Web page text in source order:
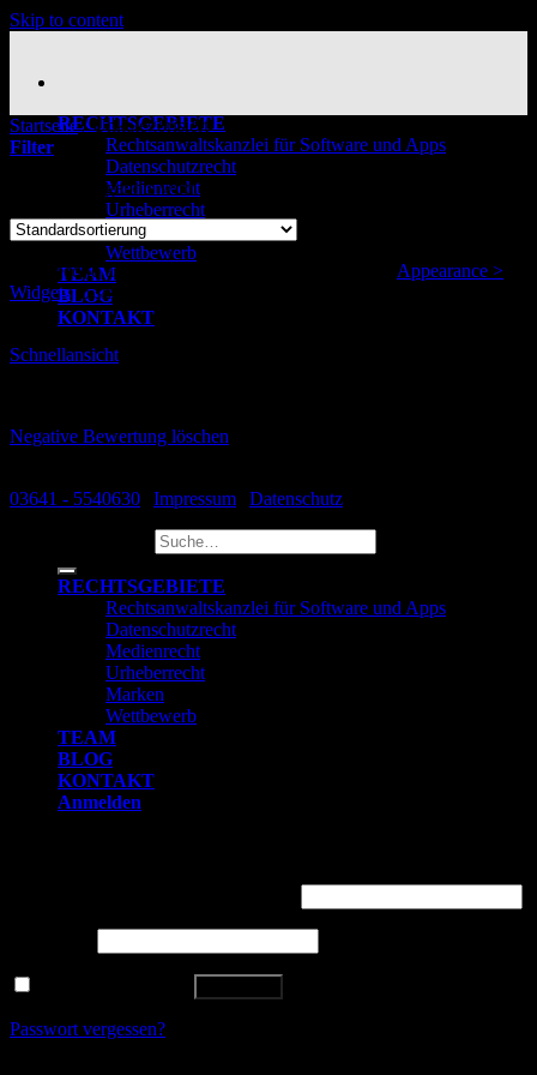
Skip to content
RECHTSGEBIETE
Rechtsanwaltskanzlei für Software und Apps
Datenschutzrecht
Medienrecht
Urheberrecht
Marken
Wettbewerb
TEAM
BLOG
KONTAKT
Startseite /Unkategorisiert
Filter
Einzelnes Ergebnis wird angezeigt
You need to assign Widgets to
Appearance >
Widgetsto show anything here
Schnellansicht
Negative Bewertung löschen
03641 - 5540630
Impressum Datenschutz
RECHTSGEBIETE
Rechtsanwaltskanzlei für Software und Apps
Datenschutzrecht
Medienrecht
Urheberrecht
Marken
Wettbewerb
TEAM
BLOG
KONTAKT
Anmelden
Passwort vergessen?